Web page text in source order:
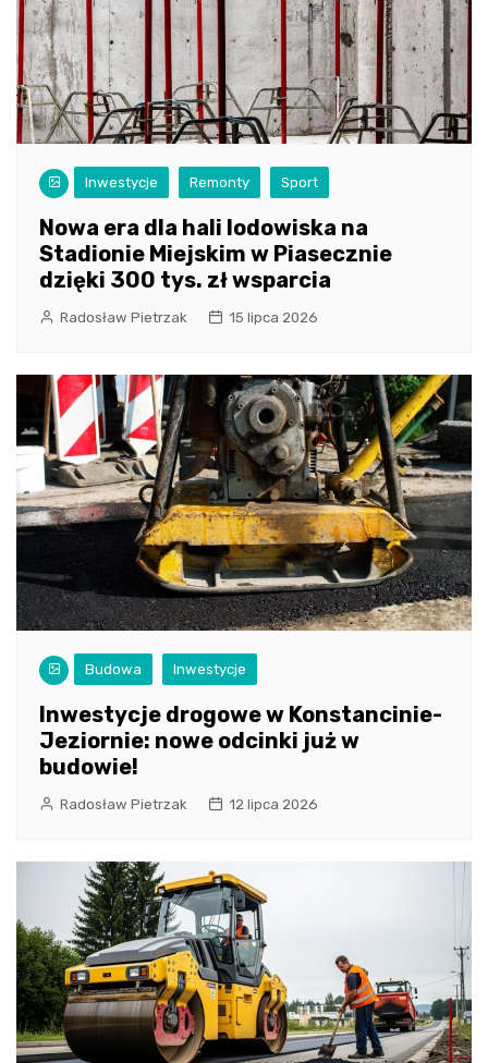
Inwestycje Remonty Sport
Nowa era dla hali lodowiska na
Stadionie Miejskim w Piasecznie
dzięki 300 tys. zł wsparcia
Radosław Pietrzak 15 lipca 2026
Budowa Inwestycje
Inwestycje drogowe w Konstancinie-
Jeziornie: nowe odcinki już w
budowie!
Radosław Pietrzak 12 lipca 2026